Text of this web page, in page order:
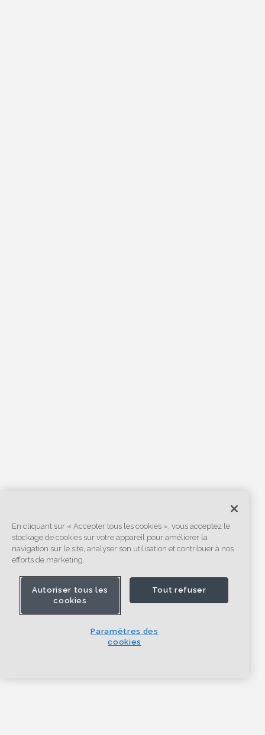
En cliquant sur « Accepter tous les cookies », vous acceptez le
stockage de cookies sur votre appareil pour améliorer la
navigation sur le site, analyser son utilisation et contribuer à nos
efforts de marketing.
Autoriser tous les
cookies
Tout refuser
Paramètres des
cookies